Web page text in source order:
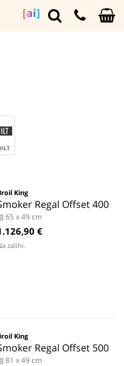
[ai]
King
Regal Offset 400
65 x 49 cm
€
zalihi.
King
Regal Offset 500
81 x 49 cm